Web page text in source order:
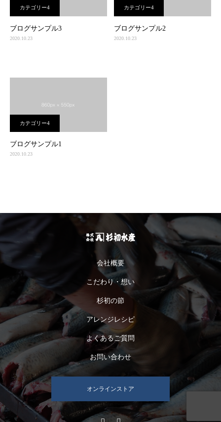
カテゴリー4
ブログサンプル3
2020.10.23
カテゴリー4
ブログサンプル2
2020.10.23
カテゴリー4
ブログサンプル1
2020.10.23
会社概要
こだわり・想い
杉初の節
アレンジレシピ
よくあるご質問
お問い合わせ
オンラインストア